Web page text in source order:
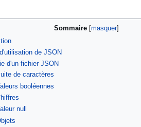
Sommaire
de JSON
d'un fichier JSON
de caractères
booléennes
null